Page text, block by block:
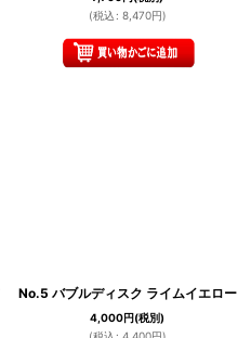
(税込 : 8,470円)
No.5 バブルディスク ライムイエロー
4,000円(税別)